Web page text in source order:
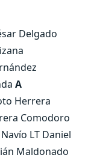
Delgado
A
Herrera
Comodoro
LT Daniel
Maldonado